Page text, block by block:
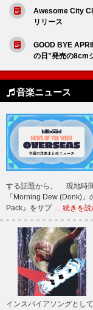
Awesome City
リリース
GOOD BYE
の日”発売の8cm
音楽ニュース
する話題から。 現地時
「Morning Dew (Donk)
Pack』をサプ … 続きを
インスパイアソングとし